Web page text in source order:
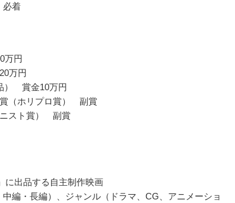
必着
万円
万円
） 賞金10万円
（ホリプロ賞） 副賞
スト賞） 副賞
に出品する自主制作映画
編・長編）、ジャンル（ドラマ、CG、アニメーショ